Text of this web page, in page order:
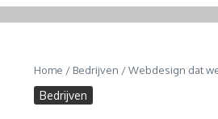
Home / Bedrijven /Webdesign dat
Bedrijven